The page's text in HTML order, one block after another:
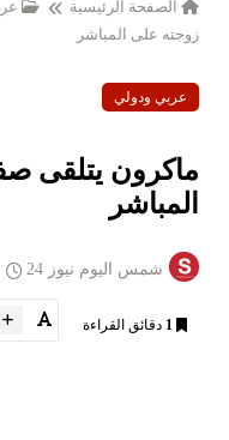
الصفحة الرئيسية
زوجته على المباشر
عربي ودولي
ماكرون يتلقى
المباشر
شمس اليوم نيوز 24
1 دقائق القراءة